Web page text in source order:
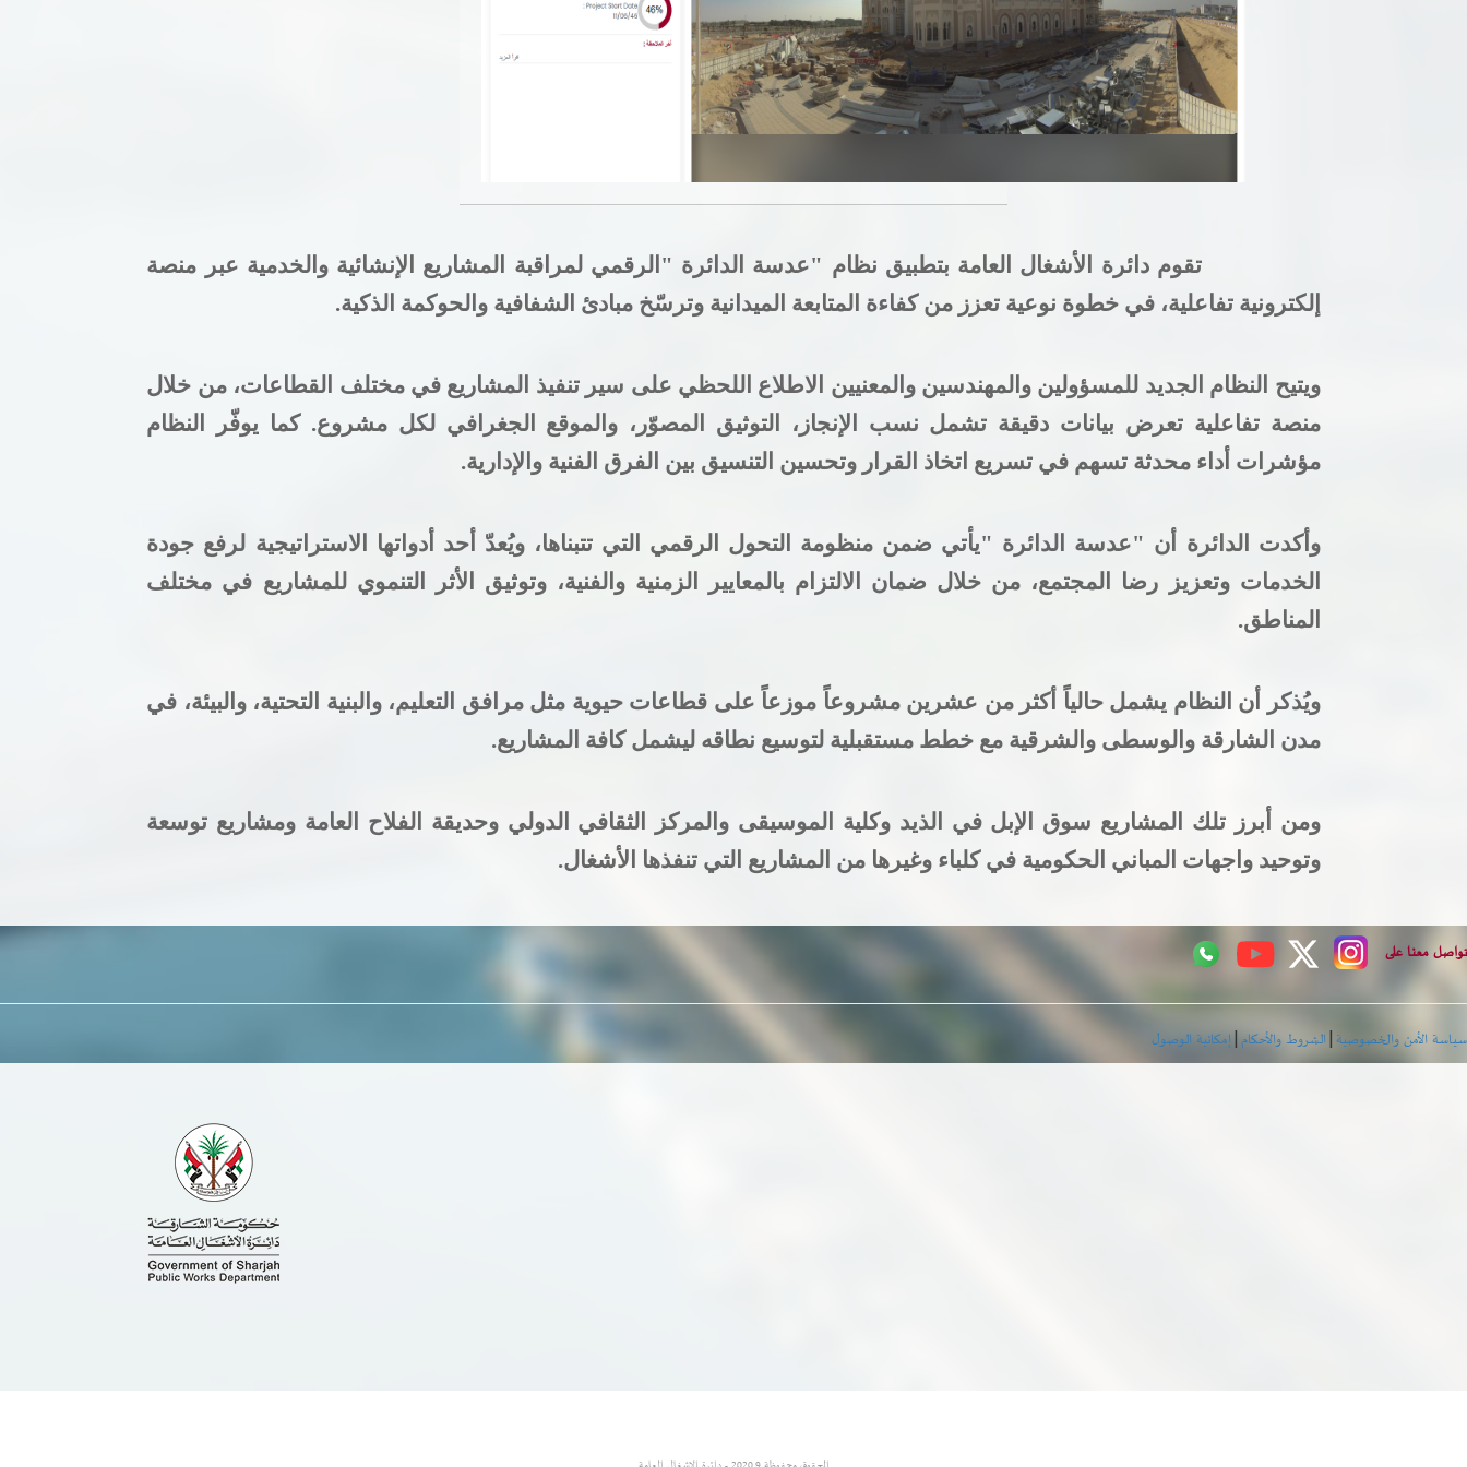
هل أنت راض عن الموقع؟
تقوم دائرة الأشغال العامة بتطبيق نظام "عدسة الدائرة " الرقمي لمراقبة المشاريع الإنشائية والخدمية عبر منصة
إلكترونية تفاعلية، في خطوة نوعية تعزز من كفاءة المتابعة الميدانية وترسّخ مبادئ الشفافية والحوكمة الذكية.
ويتيح النظام الجديد للمسؤولين والمهندسين والمعنيين الاطلاع اللحظي على سير تنفيذ المشاريع في مختلف القطاعات، من خلال
منصة تفاعلية تعرض بيانات دقيقة تشمل نسب الإنجاز، التوثيق المصوّر، والموقع الجغرافي لكل مشروع. كما يوفّر النظام
مؤشرات أداء محدثة تسهم في تسريع اتخاذ القرار وتحسين التنسيق بين الفرق الفنية والإدارية.
وأكدت الدائرة أن "عدسة الدائرة "يأتي ضمن منظومة التحول الرقمي التي تتبناها، ويُعدّ أحد أدواتها الاستراتيجية لرفع جودة
الخدمات وتعزيز رضا المجتمع، من خلال ضمان الالتزام بالمعايير الزمنية والفنية، وتوثيق الأثر التنموي للمشاريع في مختلف
المناطق.
ويُذكر أن النظام يشمل حالياً أكثر من عشرين مشروعاً موزعاً على قطاعات حيوية مثل مرافق التعليم، والبنية التحتية، والبيئة، في
مدن الشارقة والوسطى والشرقية مع خطط مستقبلية لتوسيع نطاقه ليشمل كافة المشاريع.
ومن أبرز تلك المشاريع سوق الإبل في الذيد وكلية الموسيقى والمركز الثقافي الدولي وحديقة الفلاح العامة ومشاريع توسعة
وتوحيد واجهات المباني الحكومية في كلباء وغيرها من المشاريع التي تنفذها الأشغال.
تواصل معنا على
سياسة الأمن والخصوصية |الشروط والأحكام|إمكانية الوصول